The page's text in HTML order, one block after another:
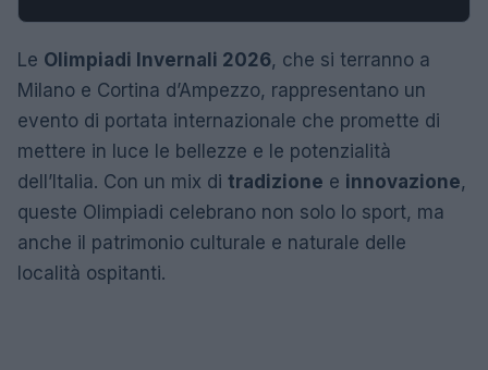
Le Olimpiadi Invernali 2026, che si terranno a
Milano e Cortina d’Ampezzo, rappresentano un
evento di portata internazionale che promette di
mettere in luce le bellezze e le potenzialità
dell’Italia. Con un mix di tradizione e innovazione,
queste Olimpiadi celebrano non solo lo sport, ma
anche il patrimonio culturale e naturale delle
località ospitanti.